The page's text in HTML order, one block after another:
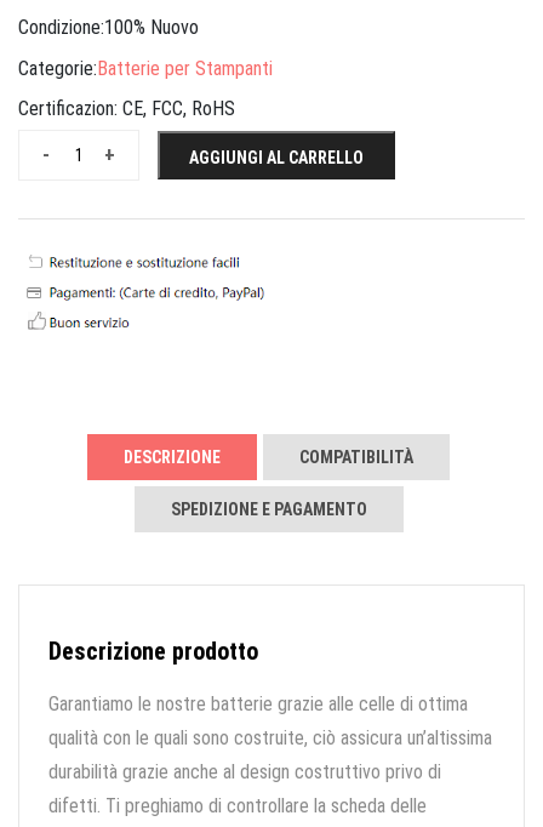
Condizione:100% Nuovo
Categorie:Batterie per Stampanti
Certificazion: CE, FCC, RoHS
+
- AGGIUNGI AL CARRELLO
DESCRIZIONE COMPATIBILITÀ
SPEDIZIONE E PAGAMENTO
Descrizione prodotto
Garantiamo le nostre batterie grazie alle celle di ottima
qualità con le quali sono costruite, ciò assicura un’altissima
durabilità grazie anche al design costruttivo privo di
difetti. Ti preghiamo di controllare la scheda delle